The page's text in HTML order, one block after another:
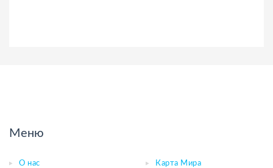
Меню
О нас Карта Мира